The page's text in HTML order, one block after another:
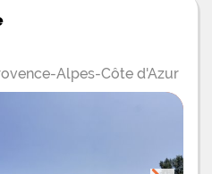
Alpes-Côte d'Azur